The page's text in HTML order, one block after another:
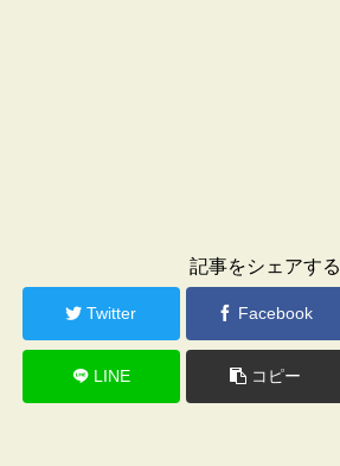
記事をシェアする
Twitter Facebook
LINE コピー